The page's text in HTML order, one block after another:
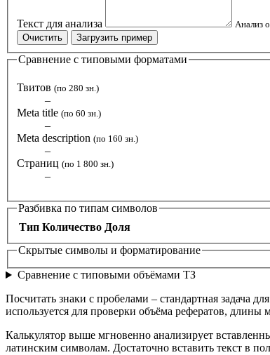
Текст для анализа
Анализ
Очистить
Загрузить пример
Сравнение с типовыми форматами
Твитов (по 280 зн.)
–
Meta title (по 60 зн.)
–
Meta description (по 160 зн.)
–
Страниц (по 1 800 зн.)
–
Разбивка по типам символов
Тип Количество Доля
Скрытые символы и форматирование
Сравнение с типовыми объёмами ТЗ
Посчитать знаки с пробелами – стандартная задача
используется для проверки объёма рефератов,
Калькулятор выше мгновенно анализирует
латинским символам. Достаточно вставить текст в